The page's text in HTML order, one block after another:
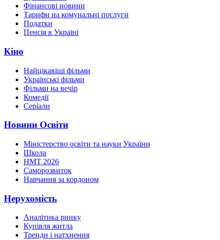
Фінансові новини
Тарифи на комунальні послуги
Податки
Пенсія в Україні
Кіно
Найцікавіші фільми
Українські фільми
Фільми на вечір
Комедії
Серіали
Новини Освіти
Міністерство освіти та науки України
Школа
НМТ 2026
Саморозвиток
Навчання за кордоном
Нерухомість
Аналітика ринку
Купівля житла
Тренди і натхнення